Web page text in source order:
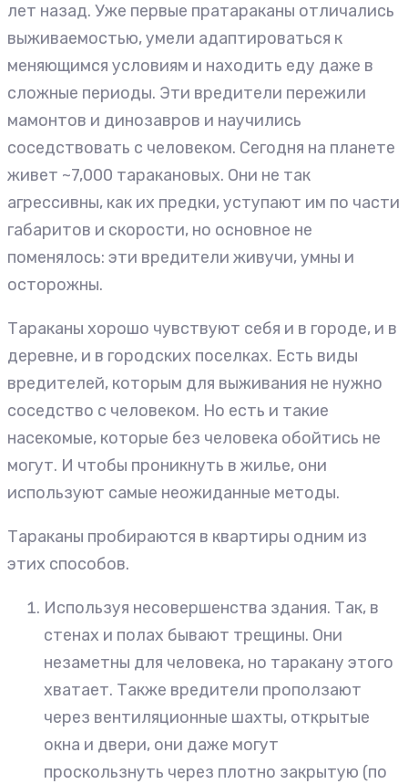
лет назад. Уже первые пратараканы отличались
выживаемостью, умели адаптироваться к
меняющимся условиям и находить еду даже в
сложные периоды. Эти вредители пережили
мамонтов и динозавров и научились
соседствовать с человеком. Сегодня на планете
живет ~7,000 таракановых. Они не так
агрессивны, как их предки, уступают им по части
габаритов и скорости, но основное не
поменялось: эти вредители живучи, умны и
осторожны.
Тараканы хорошо чувствуют себя и в городе, и в
деревне, и в городских поселках. Есть виды
вредителей, которым для выживания не нужно
соседство с человеком. Но есть и такие
насекомые, которые без человека обойтись не
могут. И чтобы проникнуть в жилье, они
используют самые неожиданные методы.
Тараканы пробираются в квартиры одним из
этих способов.
Используя несовершенства здания. Так, в
стенах и полах бывают трещины. Они
незаметны для человека, но таракану этого
хватает. Также вредители проползают
через вентиляционные шахты, открытые
окна и двери, они даже могут
проскользнуть через плотно закрытую (по